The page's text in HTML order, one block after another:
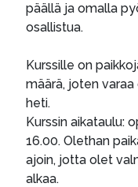
päällä ja omalla
osallistua.
Kurssille on
määrä, joten varaa
heti.
Kurssin aikataulu:
16.00. Olethan
ajoin, jotta olet
alkaa.